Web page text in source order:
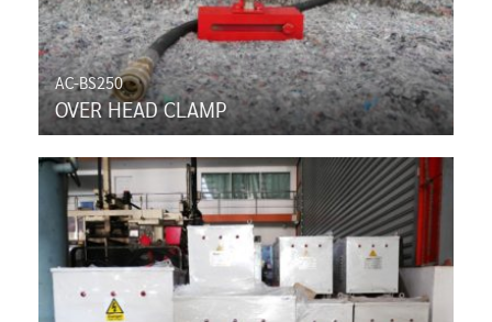
AC-BS250
OVER HEAD CLAMP